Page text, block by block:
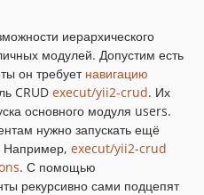
иерархического
модулей. Допустим есть
он требует навигацию
CRUD execut/yii2-crud. Их
основного модуля users.
нужно запускать ещё
Например, execut/yii2-crud
. С помощью
рекурсивно сами подцепят